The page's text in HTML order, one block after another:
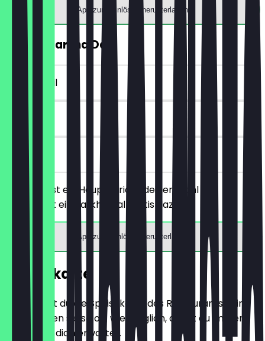
App zum Einlösen herunterladen
GRATIS Tarkha Dall
~£ 9 Vorteil
30 Tage
vor Ort
Du bestellst ein Hauptgericht deiner Wahl und
bekommst ein Tarkha Dal gratis dazu.
App zum Einlösen herunterladen
Speisekarte
Hier findest du die Speisekarte des Restaurants. Wir
aktualisieren sie so oft wie möglich, damit du immer
weißt, was dich erwartet.